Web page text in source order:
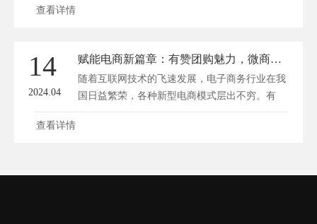
查看详情
14
2024.04
赋能电商新篇章：有赞团购魅力，微商城崛起，社区团购潮，学院智慧领航
随着互联网技术的飞速发展，电子商务行业在我
国日益繁荣，各种新型电商模式层出不穷。有
赞...
查看详情